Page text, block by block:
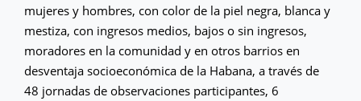
mujeres y hombres, con color de la piel negra, blanca y
mestiza, con ingresos medios, bajos o sin ingresos,
moradores en la comunidad y en otros barrios en
desventaja socioeconómica de la Habana, a través de
48 jornadas de observaciones participantes, 6